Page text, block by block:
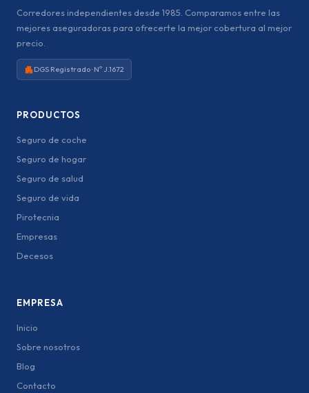
Corredores independientes desde 1985. Comparamos entre las
mejores aseguradoras para ofrecerte la mejor cobertura al mejor
precio.
DGS Registrado · Nº J.1672
PRODUCTOS
Seguro de coche
Seguro de hogar
Seguro de salud
Seguro de vida
Pirotecnia
Empresas
Decesos
EMPRESA
Inicio
Sobre nosotros
Blog
Contacto